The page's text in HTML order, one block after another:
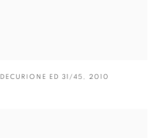
DECURIONE ED 31/45 , 2010